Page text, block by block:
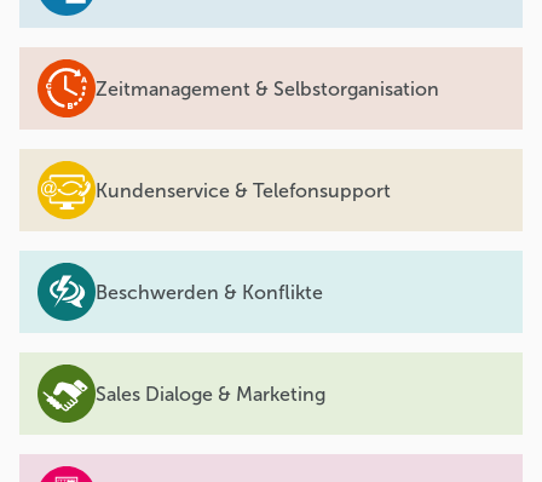
Zeitmanagement & Selbstorganisation
Kundenservice & Telefonsupport
Beschwerden & Konflikte
Sales Dialoge & Marketing